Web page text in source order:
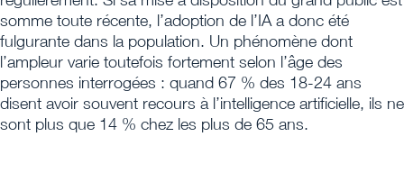
somme toute récente, l’adoption de l’IA a donc été
fulgurante dans la population. Un phénomène dont
l’ampleur varie toutefois fortement selon l’âge des
personnes interrogées : quand 67 % des 18-24 ans
disent avoir souvent recours à l’intelligence artificielle, ils ne
sont plus que 14 % chez les plus de 65 ans.